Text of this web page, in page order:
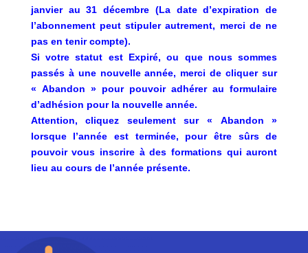
janvier au 31 décembre (La date d’expiration de
l’abonnement peut stipuler autrement, merci de ne
pas en tenir compte).
Si votre statut est Expiré, ou que nous sommes
passés à une nouvelle année, merci de cliquer sur
« Abandon » pour pouvoir adhérer au formulaire
d’adhésion pour la nouvelle année.
Attention, cliquez seulement sur « Abandon »
lorsque l’année est terminée, pour être sûrs de
pouvoir vous inscrire à des formations qui auront
lieu au cours de l’année présente.